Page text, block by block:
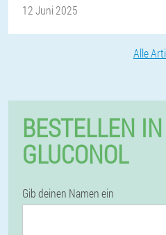
12 Juni 2025
Alle
BESTELLEN
GLUCONOL
Gib deinen Namen ein